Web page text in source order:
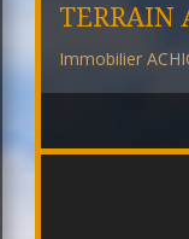
TERRAIN
Immobilier